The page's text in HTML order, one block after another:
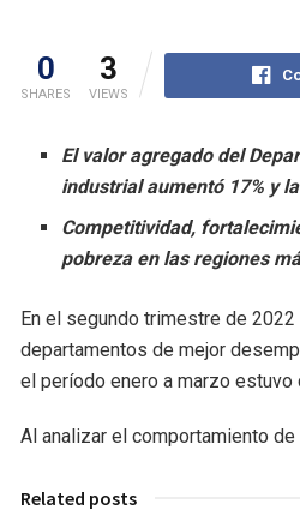
0
SHARES
3
VIEWS
El valor agregado del
industrial aumentó 17% y
Competitividad,
pobreza en las regiones
En el segundo trimestre de
departamentos de mejor
el período enero a marzo
Al analizar el comportamiento
Related posts